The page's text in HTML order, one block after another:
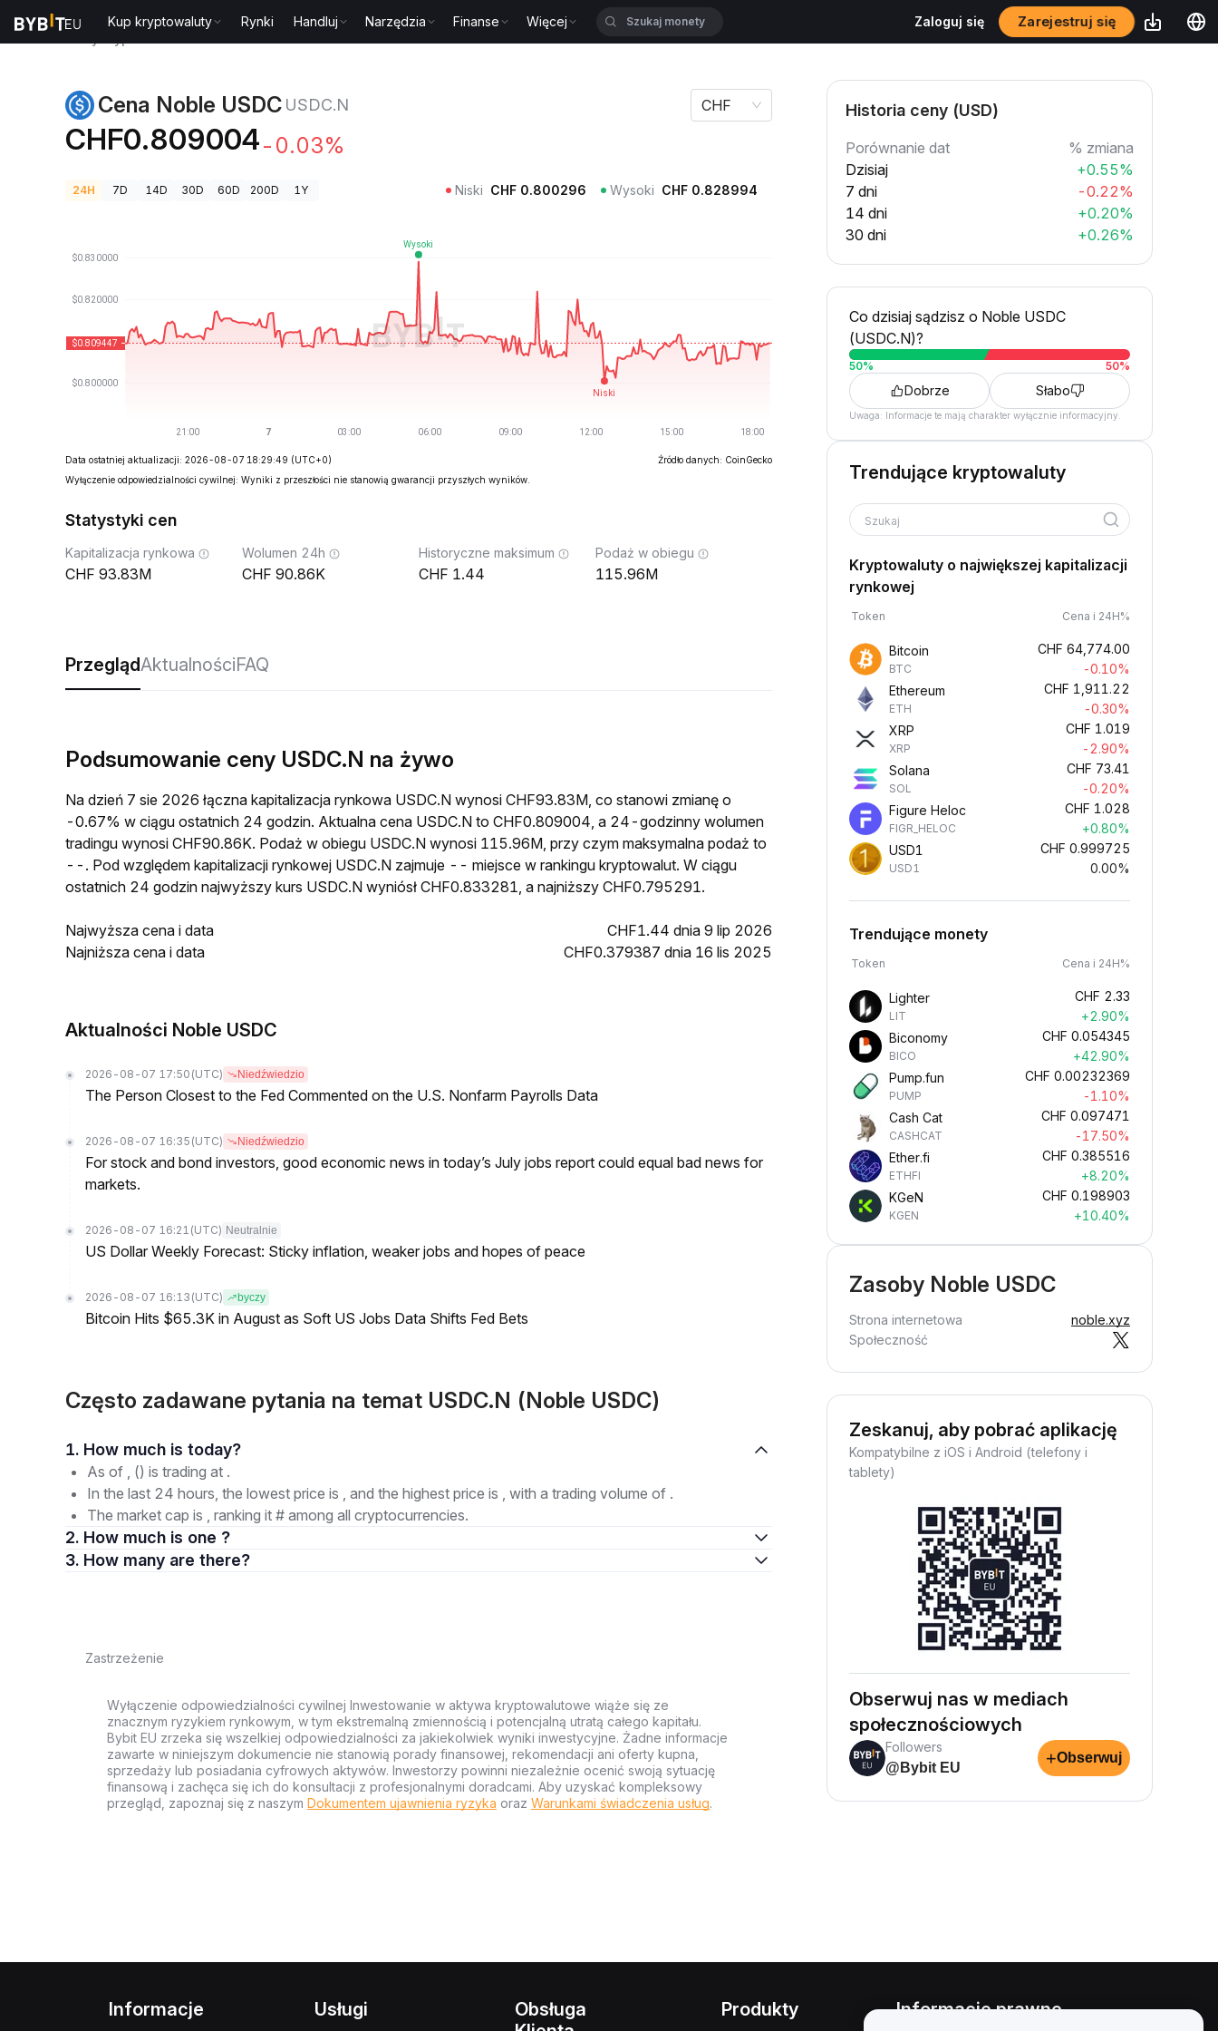
Kup kryptowaluty Rynki Handluj Narzędzia Finanse Więcej Zaloguj się Zarejestruj się
Cena Noble USDC USDC.N
CHF0.809004-0.03%
CHF
24H 7D 14D 30D 60D 200D 1Y Niski CHF 0.800296 Wysoki CHF 0.828994
Data ostatniej aktualizacji: 2026-08-07 18:29:49 (UTC+0)
Źródło danych: CoinGecko
Wyłączenie odpowiedzialności cywilnej: Wyniki z przeszłości nie stanowią gwarancji przyszłych wyników.
Statystyki cen
Kapitalizacja rynkowa
93.83M
Wolumen 24h
90.86K
Historyczne maksimum
1.44
Podaż w obiegu
115.96M
PrzeglądAktualnościFAQ
Podsumowanie ceny USDC.N na żywo
Na dzień 7 sie 2026 łączna kapitalizacja rynkowa USDC.N wynosi CHF93.83M, co stanowi zmianę o
-0.67% w ciągu ostatnich 24 godzin. Aktualna cena USDC.N to CHF0.809004, a 24-godzinny wolumen
tradingu wynosi CHF90.86K. Podaż w obiegu USDC.N wynosi 115.96M, przy czym maksymalna podaż to
--. Pod względem kapitalizacji rynkowej USDC.N zajmuje -- miejsce w rankingu kryptowalut. W ciągu
ostatnich 24 godzin najwyższy kurs USDC.N wyniósł CHF0.833281, a najniższy CHF0.795291.
Najwyższa cena i data
CHF1.44 dnia 9 lip 2026
Najniższa cena i data
CHF0.379387 dnia 16 lis 2025
Aktualności Noble USDC
2026-08-07 17:50 (UTC) Niedźwiedzio
The Person Closest to the Fed Commented on the U.S. Nonfarm Payrolls Data
2026-08-07 16:35 (UTC) Niedźwiedzio
For stock and bond investors, good economic news in today’s July jobs report could equal bad news for
markets.
2026-08-07 16:21 (UTC) Neutralnie
US Dollar Weekly Forecast: Sticky inflation, weaker jobs and hopes of peace
2026-08-07 16:13 (UTC) byczy
Bitcoin Hits $65.3K in August as Soft US Jobs Data Shifts Fed Bets
Często zadawane pytania na temat USDC.N (Noble USDC)
1. How much is today?
As of , () is trading at .
In the last 24 hours, the lowest price is , and the highest price is , with a trading volume of .
The market cap is , ranking it # among all cryptocurrencies.
2. How much is one ?
3. How many are there?
Zastrzeżenie
Wyłączenie odpowiedzialności cywilnej Inwestowanie w aktywa kryptowalutowe wiąże się ze
znacznym ryzykiem rynkowym, w tym ekstremalną zmiennością i potencjalną utratą całego kapitału.
Bybit EU zrzeka się wszelkiej odpowiedzialności za jakiekolwiek wyniki inwestycyjne. Żadne informacje
zawarte w niniejszym dokumencie nie stanowią porady finansowej, rekomendacji ani oferty kupna,
sprzedaży lub posiadania cyfrowych aktywów. Inwestorzy powinni niezależnie ocenić swoją sytuację
finansową i zachęca się ich do konsultacji z profesjonalnymi doradcami. Aby uzyskać kompleksowy
przegląd, zapoznaj się z naszym Dokumentem ujawnienia ryzyka oraz Warunkami świadczenia usług.
Historia ceny (USD)
Porównanie dat
% zmiana
Dzisiaj
+0.55%
7 dni
-0.22%
14 dni
+0.20%
30 dni
+0.26%
Co dzisiaj sądzisz o Noble USDC
(USDC.N)?
50% 50%
Dobrze Słabo
Uwaga: Informacje te mają charakter wyłącznie informacyjny.
Trendujące kryptowaluty
Szukaj
Kryptowaluty o największej kapitalizacji
rynkowej
Token Cena i 24H%
Bitcoin
BTC
CHF 64,774.00
-0.10%
Ethereum
ETH
CHF 1,911.22
-0.30%
XRP
XRP
CHF 1.019
-2.90%
Solana
SOL
CHF 73.41
-0.20%
Figure Heloc
FIGR_HELOC
CHF 1.028
+0.80%
USD1
USD1
CHF 0.999725
0.00%
Trendujące monety
Token Cena i 24H%
Lighter
LIT
CHF 2.33
+2.90%
Biconomy
BICO
CHF 0.054345
+42.90%
Pump.fun
PUMP
CHF 0.00232369
-1.10%
Cash Cat
CASHCAT
CHF 0.097471
-17.50%
Ether.fi
ETHFI
CHF 0.385516
+8.20%
KGeN
KGEN
CHF 0.198903
+10.40%
Zasoby Noble USDC
Strona internetowa
noble.xyz
Społeczność
Zeskanuj, aby pobrać aplikację
Kompatybilne z iOS i Android (telefony i
tablety)
Obserwuj nas w mediach
społecznościowych
Followers
@Bybit EU
+Obserwuj
Informacje Usługi
Obsługa
Produkty Informacje prawne